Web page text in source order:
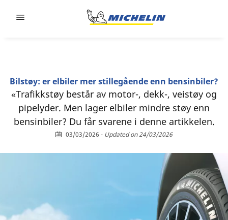
Bilstøy: er elbiler mer stillegående enn bensinbiler?
«Trafikkstøy består av motor-, dekk-, veistøy og
pipelyder. Men lager elbiler mindre støy enn
bensinbiler? Du får svarene i denne artikkelen.
03/03/2026 - Updated on 24/03/2026